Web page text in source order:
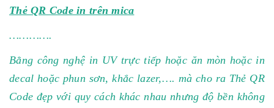
Thẻ QR Code in trên mica
………….
Bằng công nghệ in UV trực tiếp hoặc ăn mòn hoặc in
decal hoặc phun sơn, khắc lazer,…. mà cho ra Thẻ QR
Code đẹp với quy cách khác nhau nhưng độ bền không